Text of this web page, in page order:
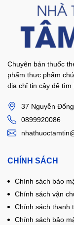
Chuyên bán thuốc
phẩm thực phẩm
địa chỉ tin cậy để
37 Nguyễn
0899920086
CHÍNH SÁCH
Chính sách bảo
Chính sách vận
Chính sách thanh
Chính sách bảo